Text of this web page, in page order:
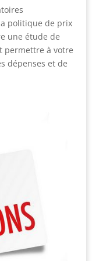
politique de prix
une étude de
permettre à votre
dépenses et de